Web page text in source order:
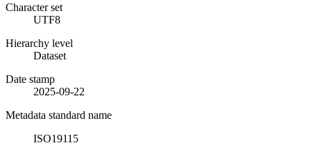
Character set
UTF8
Hierarchy level
Dataset
Date stamp
2025-09-22
Metadata standard name
ISO19115